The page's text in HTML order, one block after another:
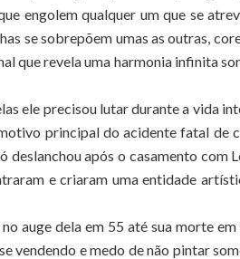
engolem qualquer um que se
se sobrepõem umas as outras,
que revela uma harmonia infinita
ele precisou lutar durante a vida
principal do acidente fatal de
deslanchou após o casamento com
e criaram uma entidade
auge dela em 55 até sua morte
vendendo e medo de não pintar